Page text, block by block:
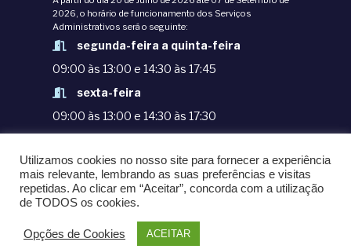
2026, o horário de funcionamento dos Serviços
Administrativos será o seguinte:
segunda-feira a quinta-feira
09:00 às 13:00 e 14:30 às 17:45
sexta-feira
09:00 às 13:00 e 14:30 às 17:30
POLÍTICAS DE PRIVACIDADE
© COPYRIGHT 1998-2020. EPM - ESCOLA
PORTUGUESA DE MACAU
POWERED BY OMNI LTD.
Utilizamos cookies no nosso site para fornecer a experiência
mais relevante, lembrando as suas preferências e visitas
repetidas. Ao clicar em “Aceitar”, concorda com a utilização
de TODOS os cookies.
Opções de Cookies ACEITAR